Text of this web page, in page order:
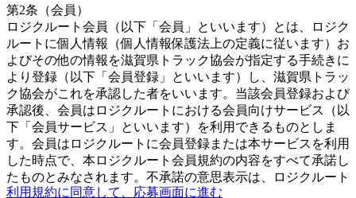
第2条（会員）
ロジクルート会員（以下「会員」といいます）とは、ロジク
ルートに個人情報（個人情報保護法上の定義に従います）お
よびその他の情報を滋賀県トラック協会が指定する手続きに
より登録（以下「会員登録」といいます）し、滋賀県トラッ
ク協会がこれを承認した者をいいます。当該会員登録および
承認後、会員はロジクルートにおける会員向けサービス（以
下「会員サービス」といいます）を利用できるものとしま
す。会員はロジクルートに会員登録または本サービスを利用
した時点で、本ロジクルート会員規約の内容をすべて承諾し
たものとみなされます。不承諾の意思表示は、ロジクルート
への会員登録しないことをもってのみ認められるものとしま
利用規約に同意して、応募画面に進む